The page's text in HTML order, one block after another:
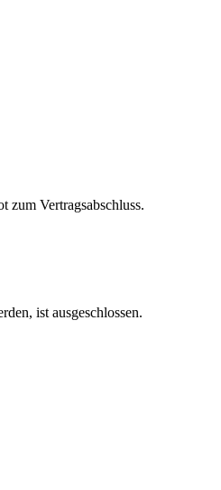
zum Vertragsabschluss.
ist ausgeschlossen.